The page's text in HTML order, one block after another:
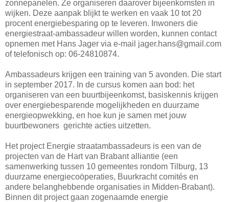
zonnepanelen. Ze organiseren daarover bijeenkomsten in
wijken. Deze aanpak blijkt te werken en vaak 10 tot 20
procent energiebesparing op te leveren. Inwoners die
energiestraat-ambassadeur willen worden, kunnen contact
opnemen met Hans Jager via e-mail jager.hans@gmail.com
of telefonisch op: 06-24810874.
Ambassadeurs krijgen een training van 5 avonden. Die start
in september 2017. In de cursus komen aan bod: het
organiseren van een buurtbijeenkomst, basiskennis krijgen
over energiebesparende mogelijkheden en duurzame
energieopwekking, en hoe kun je samen met jouw
buurtbewoners gerichte acties uitzetten.
Het project Energie straatambassadeurs is een van de
projecten van de Hart van Brabant alliantie (een
samenwerking tussen 10 gemeentes rondom Tilburg, 13
duurzame energiecoöperaties, Buurkracht comités en
andere belanghebbende organisaties in Midden-Brabant).
Binnen dit project gaan zogenaamde energie